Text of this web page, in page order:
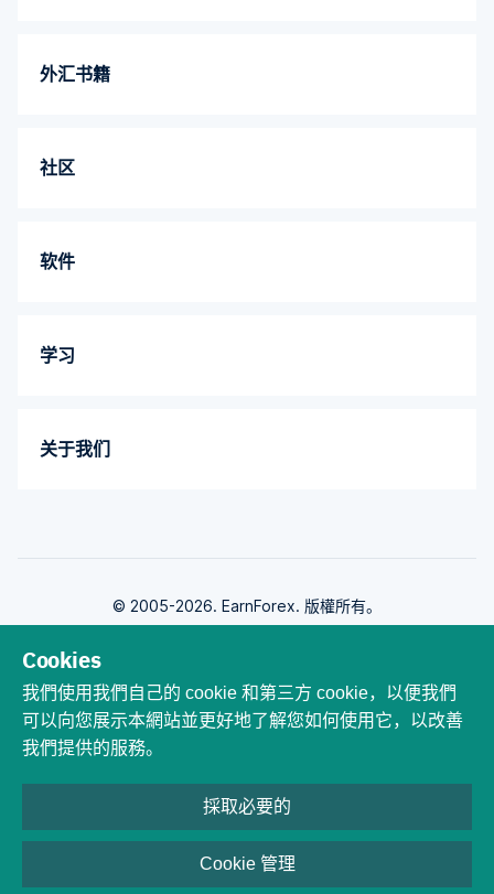
外汇书籍
社区
软件
学习
关于我们
© 2005-2026. EarnForex. 版權所有。
外匯交易承擔內在的損失風險。 您必須了解，外匯交易雖然可能有利可圖，但
也會讓您虧損。 永遠不要用您無法承受損失的錢進行交易！ 使用槓桿交易可以
更快地清除您的賬戶。 差價合約是槓桿產品，因此損失可能超過初始投資資
由開發
Cookies
我們使用我們自己的 cookie 和第三方 cookie，以便我們
可以向您展示本網站並更好地了解您如何使用它，以改善
我們提供的服務。
採取必要的
Cookie 管理